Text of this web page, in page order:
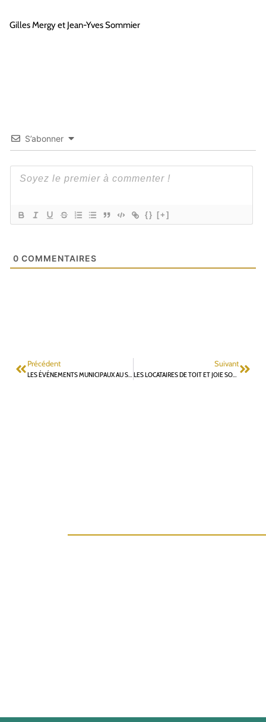
Gilles Mergy et Jean-Yves Sommier
S’abonner
{} [+]
0 COMMENTAIRES
Précédent
LES ÉVÉNEMENTS MUNICIPAUX AU SERVICE DU MAIRE
Suivant
LES LOCATAIRES DE TOIT ET JOIE SONT DÉSESPÉRÉS…